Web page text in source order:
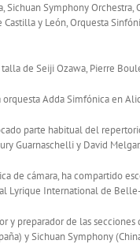
Sichuan Symphony
Castilla y León, Orquesta
de Seiji Ozawa, Pierre
Adda Simfónica en
parte habitual del
Guarnaschelli y David Melgar.
de cámara, ha compartido
Lyrique International de
y preparador de las
y Sichuan Symphony